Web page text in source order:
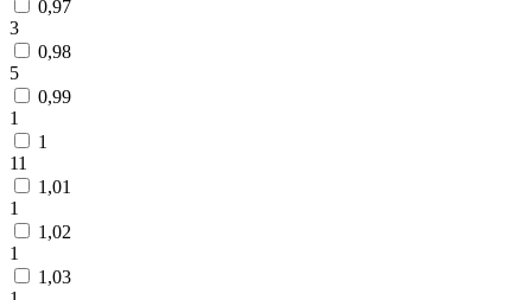
0,97
3
0,98
5
0,99
1
1
11
1,01
1
1,02
1
1,03